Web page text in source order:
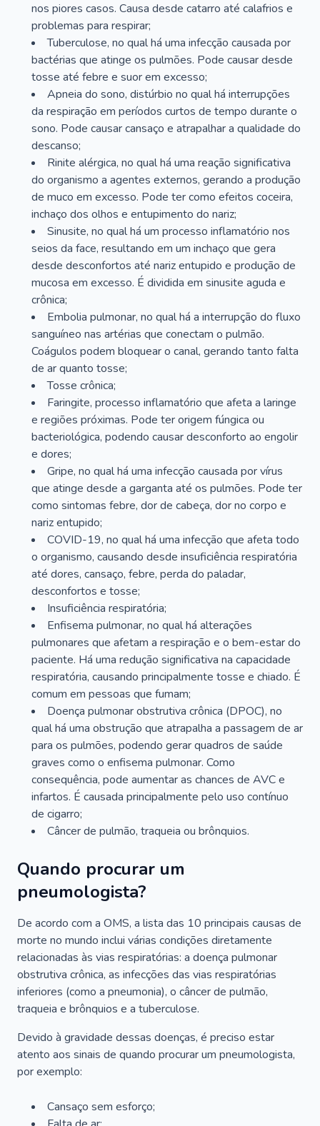
nos piores casos. Causa desde catarro até calafrios e
problemas para respirar;
Tuberculose, no qual há uma infecção causada por
bactérias que atinge os pulmões. Pode causar desde
tosse até febre e suor em excesso;
Apneia do sono, distúrbio no qual há interrupções
da respiração em períodos curtos de tempo durante o
sono. Pode causar cansaço e atrapalhar a qualidade do
descanso;
Rinite alérgica, no qual há uma reação significativa
do organismo a agentes externos, gerando a produção
de muco em excesso. Pode ter como efeitos coceira,
inchaço dos olhos e entupimento do nariz;
Sinusite, no qual há um processo inflamatório nos
seios da face, resultando em um inchaço que gera
desde desconfortos até nariz entupido e produção de
mucosa em excesso. É dividida em sinusite aguda e
crônica;
Embolia pulmonar, no qual há a interrupção do fluxo
sanguíneo nas artérias que conectam o pulmão.
Coágulos podem bloquear o canal, gerando tanto falta
de ar quanto tosse;
Tosse crônica;
Faringite, processo inflamatório que afeta a laringe
e regiões próximas. Pode ter origem fúngica ou
bacteriológica, podendo causar desconforto ao engolir
e dores;
Gripe, no qual há uma infecção causada por vírus
que atinge desde a garganta até os pulmões. Pode ter
como sintomas febre, dor de cabeça, dor no corpo e
nariz entupido;
COVID-19, no qual há uma infecção que afeta todo
o organismo, causando desde insuficiência respiratória
até dores, cansaço, febre, perda do paladar,
desconfortos e tosse;
Insuficiência respiratória;
Enfisema pulmonar, no qual há alterações
pulmonares que afetam a respiração e o bem-estar do
paciente. Há uma redução significativa na capacidade
respiratória, causando principalmente tosse e chiado. É
comum em pessoas que fumam;
Doença pulmonar obstrutiva crônica (DPOC), no
qual há uma obstrução que atrapalha a passagem de ar
para os pulmões, podendo gerar quadros de saúde
graves como o enfisema pulmonar. Como
consequência, pode aumentar as chances de AVC e
infartos. É causada principalmente pelo uso contínuo
de cigarro;
Câncer de pulmão, traqueia ou brônquios.
Quando procurar um
pneumologista?
De acordo com a OMS, a lista das 10 principais causas de
morte no mundo inclui várias condições diretamente
relacionadas às vias respiratórias: a doença pulmonar
obstrutiva crônica, as infecções das vias respiratórias
inferiores (como a pneumonia), o câncer de pulmão,
traqueia e brônquios e a tuberculose.
Devido à gravidade dessas doenças, é preciso estar
atento aos sinais de quando procurar um pneumologista,
por exemplo:
Cansaço sem esforço;